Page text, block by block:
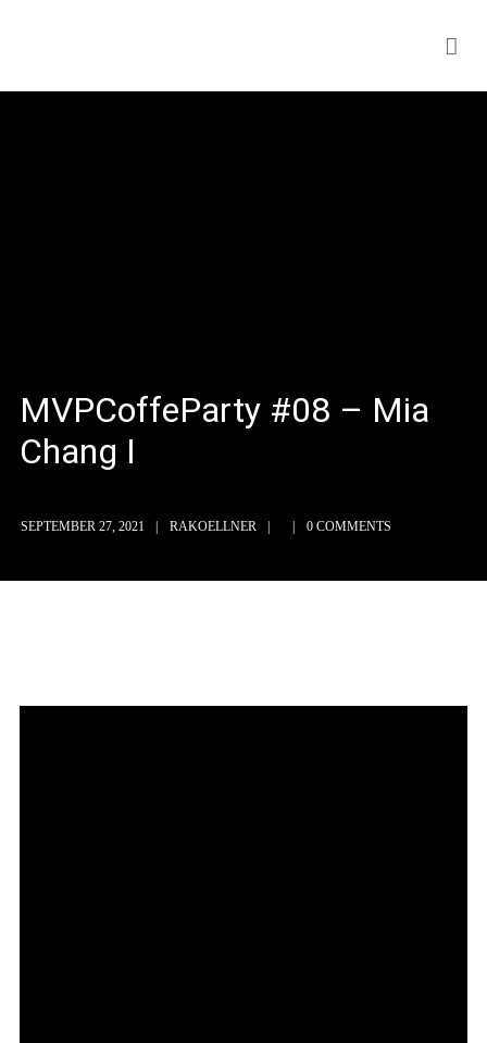
MVPCoffeParty #08 – Mia
Chang I
SEPTEMBER 27, 2021 RAKOELLNER 0 COMMENTS